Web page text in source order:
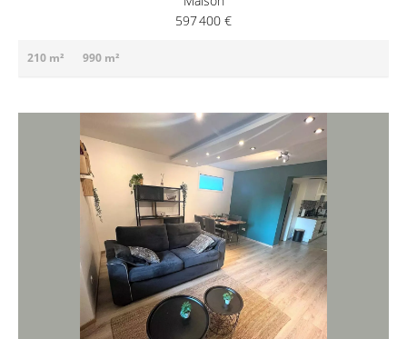
597 400 €
210 m² 990 m²